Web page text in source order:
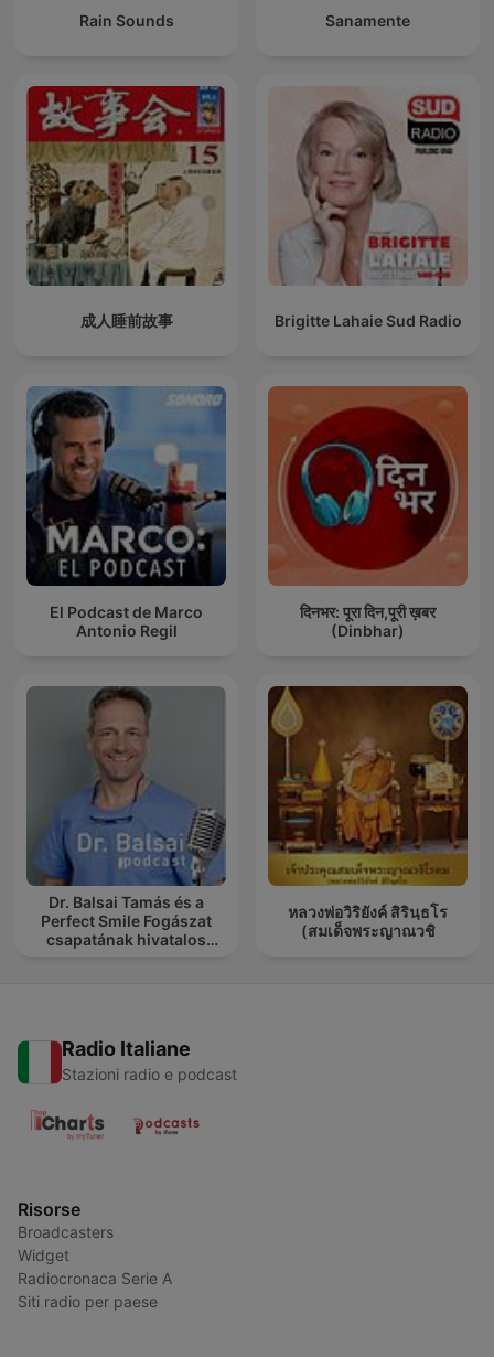
Rain Sounds Sanamente
成人睡前故事 Brigitte Lahaie Sud Radio
El Podcast de Marco
Antonio Regil
दिनभर: पूरा दिन,पूरी ख़बर
(Dinbhar)
Dr. Balsai Tamás és a
Perfect Smile Fogászat
csapatának hivatalos
หลวงพ่อวิริยังค์ สิรินฺธโร
(สมเด็จพระญาณวชิ
Radio Italiane
Stazioni radio e podcast
Risorse
Broadcasters
Widget
Radiocronaca Serie A
Siti radio per paese